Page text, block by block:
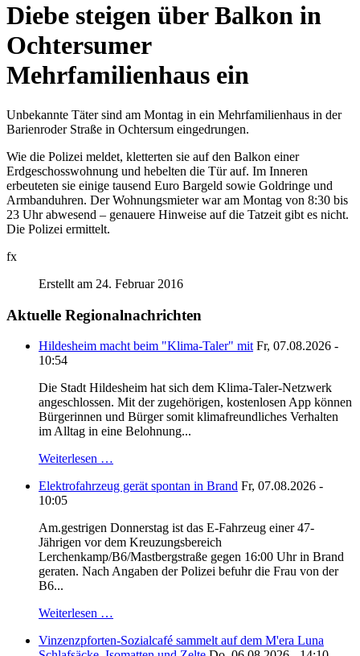
Diebe steigen über Balkon in
Ochtersumer
Mehrfamilienhaus ein
Unbekannte Täter sind am Montag in ein Mehrfamilienhaus in der
Barienroder Straße in Ochtersum eingedrungen.
Wie die Polizei meldet, kletterten sie auf den Balkon einer
Erdgeschosswohnung und hebelten die Tür auf. Im Inneren
erbeuteten sie einige tausend Euro Bargeld sowie Goldringe und
Armbanduhren. Der Wohnungsmieter war am Montag von 8:30 bis
23 Uhr abwesend – genauere Hinweise auf die Tatzeit gibt es nicht.
Die Polizei ermittelt.
fx
Erstellt am 24. Februar 2016
Aktuelle Regionalnachrichten
Hildesheim macht beim "Klima-Taler" mit Fr, 07.08.2026 -
10:54
Die Stadt Hildesheim hat sich dem Klima-Taler-Netzwerk
angeschlossen. Mit der zugehörigen, kostenlosen App können
Bürgerinnen und Bürger somit klimafreundliches Verhalten
im Alltag in eine Belohnung...
Weiterlesen …
Elektrofahrzeug gerät spontan in Brand Fr, 07.08.2026 -
10:05
Am.gestrigen Donnerstag ist das E-Fahrzeug einer 47-
Jährigen vor dem Kreuzungsbereich
Lerchenkamp/B6/Mastbergstraße gegen 16:00 Uhr in Brand
geraten. Nach Angaben der Polizei befuhr die Frau von der
B6...
Weiterlesen …
Vinzenzpforten-Sozialcafé sammelt auf dem M'era Luna